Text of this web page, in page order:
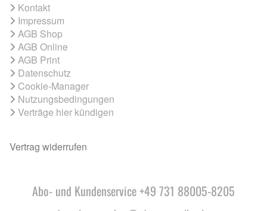
Kontakt
Impressum
AGB Shop
AGB Online
AGB Print
Datenschutz
Cookie-Manager
Nutzungsbedingungen
Verträge hier kündigen
Vertrag widerrufen
Abo- und Kundenservice +49 731 88005-8205